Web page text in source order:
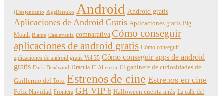
(Des)encanto AggRetsuko Android Android gratis
Aplicaciones de Android Gratis Aplicaciones gratis Big
Mouth Blame Castlevania comparativa Cómo conseguir
aplicaciones de android gratis Cómo conseguir
aplicaciones de android gratis Vol 35 Cómo conseguir apps de android
gratis Dark Deadwind Dracula El Alienista El gabinete de curiosidades de
Guillermo del Toro Estrenos de cine Estrenos en cine
Feliz Navidad Frontera GH VIP 6 Halloween cuenta atrás La calle del